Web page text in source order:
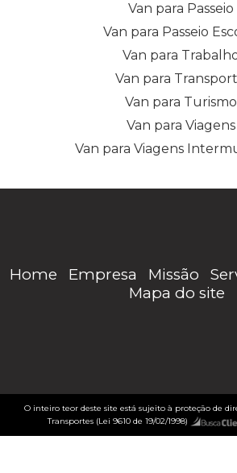
Van para Passeio
Van para Passeio
Van para
Van para
Van para Turismo
Van para Viagens
Van para Viagens
Home Empresa Missão
Mapa do site
O inteiro teor deste site está sujeito à proteção de
Transportes (Lei 9610 de 19/02/1998)